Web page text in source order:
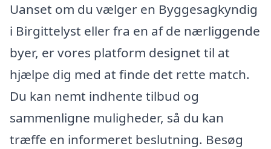
Uanset om du vælger en Byggesagkyndig
i Birgittelyst eller fra en af de nærliggende
byer, er vores platform designet til at
hjælpe dig med at finde det rette match.
Du kan nemt indhente tilbud og
sammenligne muligheder, så du kan
træffe en informeret beslutning. Besøg